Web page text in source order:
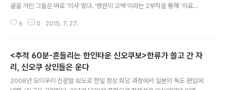
굴을 가린 그들은 바로 '의사'였다. '병원의 고백'이라는 2부작을 통해 '의료
내용때문에 얼굴을 드러낼 수 없었다. 하지만 그들이 자신을 숨기고 낱낱이 의
월 26일 의사들은 다시 한번 '하얀 가면'을 썼다. 바로 26일 자정을 기해 마지
막 남은 메르스 환자가 격리에서 해제된, 사실상 종식된 메르스를 복기하기 위
해서이다. 메르스 끝나도 끝난 게 아니다. 중동 지역에서 집중적으로 발생한 신
종 베타코로..
6 0 2015. 7. 27.
<추적 60분-흔들리는 한인타운 신오쿠보>한류가 쓸고 간 자
리, 신오쿠 상인들은 운다
2008년 요미우리 신문발 보도로 한일 정상 회담 과정에서 일본의 독도 편입에